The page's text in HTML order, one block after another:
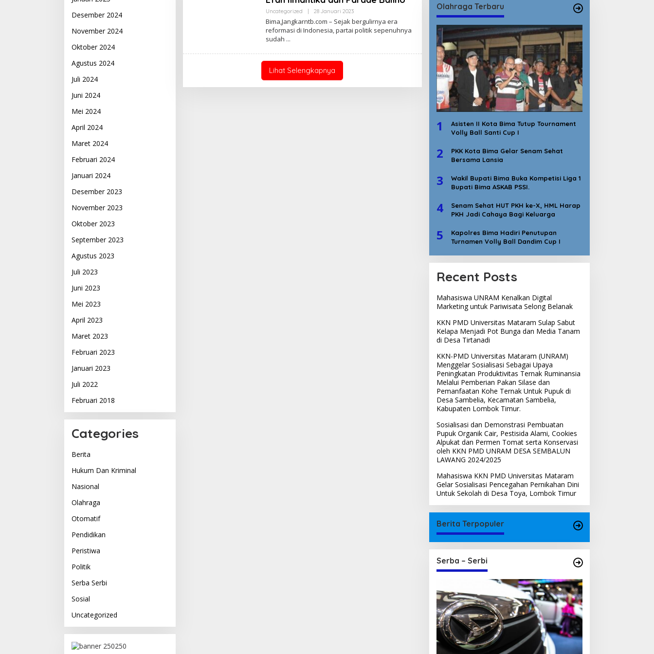
Lombok Timur.
Desember 2024
November 2024
Oktober 2024
Agustus 2024
Juli 2024
Juni 2024
Mei 2024
April 2024
Maret 2024
Februari 2024
Januari 2024
Desember 2023
November 2023
Oktober 2023
September 2023
Agustus 2023
Juli 2023
Juni 2023
Mei 2023
April 2023
Maret 2023
Februari 2023
Januari 2023
Juli 2022
Februari 2018
Categories
Berita
Hukum Dan Kriminal
Nasional
Olahraga
Otomatif
Pendidikan
Peristiwa
Politik
Serba Serbi
Sosial
Uncategorized
Uncategorized 28 Januari 2023Oleh
NTB
Bima,Jangkarntb.com – Sejak bergulirnya era
reformasi di Indonesia, partai politik sepenuhnya
sudah
Lihat Selengkapnya
Olahraga Terbaru
1
Asisten II Kota Bima Tutup Tournament
Volly Ball Santi Cup I
2
PKK Kota Bima Gelar Senam Sehat
Bersama Lansia
3
Wakil Bupati Bima Buka Kompetisi Liga 1
Bupati Bima ASKAB PSSI.
4
Senam Sehat HUT PKH ke-X, HML Harap
PKH Jadi Cahaya Bagi Keluarga
5
Kapolres Bima Hadiri Penutupan
Turnamen Volly Ball Dandim Cup I
Recent Posts
Mahasiswa UNRAM Kenalkan Digital
Marketing untuk Pariwisata Selong Belanak
KKN PMD Universitas Mataram Sulap Sabut
Kelapa Menjadi Pot Bunga dan Media Tanam
di Desa Tirtanadi
KKN-PMD Universitas Mataram (UNRAM)
Menggelar Sosialisasi Sebagai Upaya
Peningkatan Produktivitas Ternak Ruminansia
Melalui Pemberian Pakan Silase dan
Pemanfaatan Kohe Ternak Untuk Pupuk di
Desa Sambelia, Kecamatan Sambelia,
Kabupaten Lombok Timur.
Sosialisasi dan Demonstrasi Pembuatan
Pupuk Organik Cair, Pestisida Alami, Cookies
Alpukat dan Permen Tomat serta Konservasi
oleh KKN PMD UNRAM DESA SEMBALUN
LAWANG 2024/2025
Mahasiswa KKN PMD Universitas Mataram
Gelar Sosialisasi Pencegahan Pernikahan Dini
Untuk Sekolah di Desa Toya, Lombok Timur
Berita Terpopuler
Serba – Serbi